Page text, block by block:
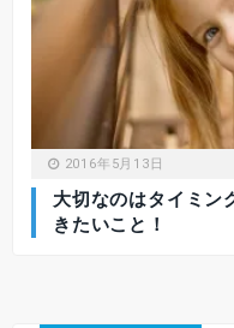
2016年5月13日
大切なのはタイミン
きたいこと！